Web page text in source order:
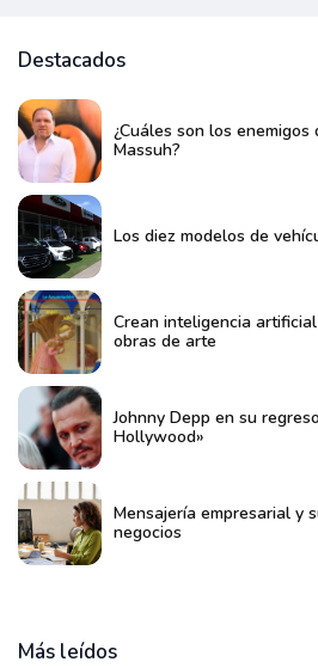
Destacados
¿Cuáles son los
Massuh?
Los diez modelos de
Crean inteligencia
obras de arte
Johnny Depp en su
Hollywood»
Mensajería empresarial y
negocios
Más leídos